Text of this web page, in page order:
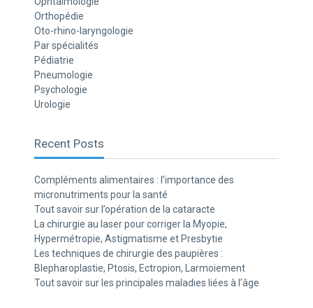
Orthopédie
Oto-rhino-laryngologie
Par spécialités
Pédiatrie
Pneumologie
Psychologie
Urologie
Recent Posts
Compléments alimentaires : l’importance des
micronutriments pour la santé
Tout savoir sur l’opération de la cataracte
La chirurgie au laser pour corriger la Myopie,
Hypermétropie, Astigmatisme et Presbytie
Les techniques de chirurgie des paupières :
Blepharoplastie, Ptosis, Ectropion, Larmoiement
Tout savoir sur les principales maladies liées à l’âge